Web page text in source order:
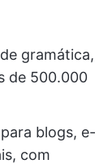
gramática,
de 500.000
blogs, e-
com